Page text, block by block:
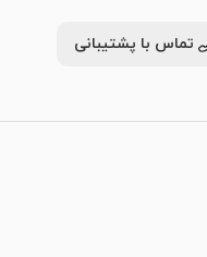
تماس با پشتیبانی